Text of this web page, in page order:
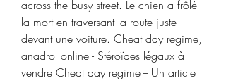
across the busy street. Le chien a frôlé
la mort en traversant la route juste
devant une voiture. Cheat day regime,
anadrol online - Stéroïdes légaux à
vendre Cheat day regime -- Un article